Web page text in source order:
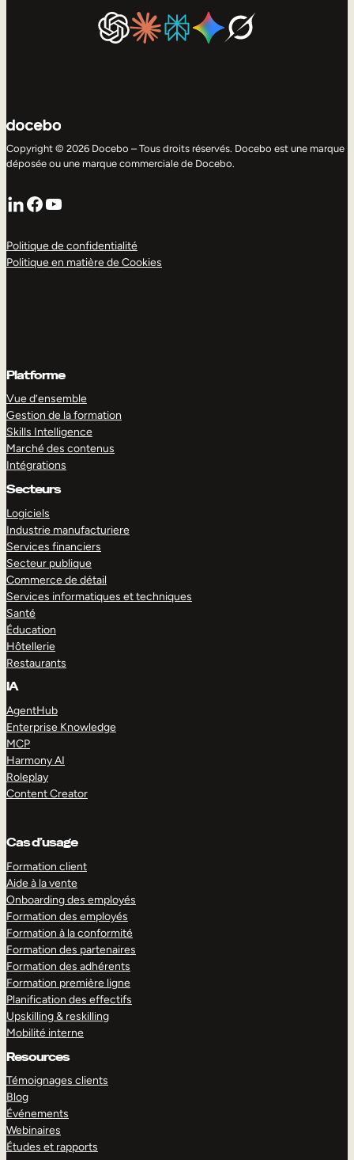
Copyright © 2026 Docebo – Tous droits réservés. Docebo est une marque
déposée ou une marque commerciale de Docebo.
LinkedIn
Facebook
YouTube
Politique de confidentialité
Politique en matière de Cookies
Platforme
Vue d’ensemble
Gestion de la formation
Skills Intelligence
Marché des contenus
Intégrations
Secteurs
Logiciels
Industrie manufacturiere
Services financiers
Secteur publique
Commerce de détail
Services informatiques et techniques
Santé
Éducation
Hôtellerie
Restaurants
IA
AgentHub
Enterprise Knowledge
MCP
Harmony AI
Roleplay
Content Creator
Cas d’usage
Formation client
Aide à la vente
Onboarding des employés
Formation des employés
Formation à la conformité
Formation des partenaires
Formation des adhérents
Formation première ligne
Planification des effectifs
Upskilling & reskilling
Mobilité interne
Resources
Témoignages clients
Blog
Événements
Webinaires
Études et rapports